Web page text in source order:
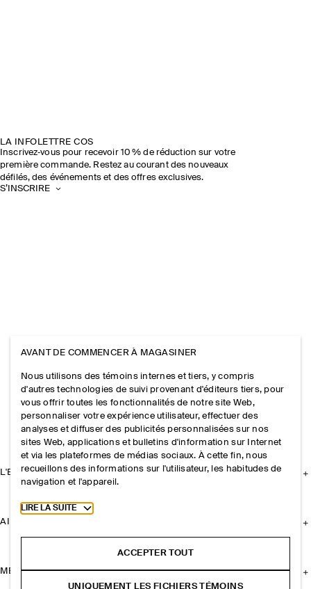
LA INFOLETTRE COS
Inscrivez‑vous pour recevoir 10 % de réduction sur votre
première commande. Restez au courant des nouveaux
défilés, des événements et des offres exclusives.
S’INSCRIRE
L'ENTREPRISE
AIDE
MENTIONS LÉGALES
AVANT DE COMMENCER À MAGASINER
Nous utilisons des témoins internes et tiers, y compris
d'autres technologies de suivi provenant d'éditeurs tiers, pour
vous offrir toutes les fonctionnalités de notre site Web,
personnaliser votre expérience utilisateur, effectuer des
analyses et diffuser des publicités personnalisées sur nos
sites Web, applications et bulletins d'information sur Internet
et via les plateformes de médias sociaux. À cette fin, nous
recueillons des informations sur l'utilisateur, les habitudes de
navigation et l'appareil.
Toggle more cookie information
LIRE LA SUITE
ACCEPTER TOUT
UNIQUEMENT LES FICHIERS TÉMOINS